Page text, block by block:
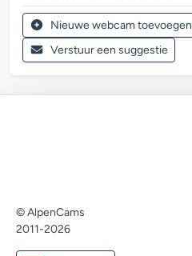
Nieuwe webcam toevoegen
Verstuur een suggestie
© AlpenCams
2011-2026